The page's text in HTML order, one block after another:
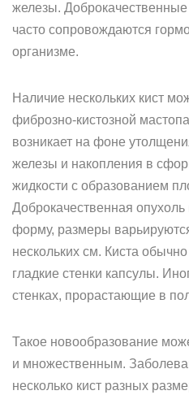
железы.
часто сопровождаются
организме.
Наличие нескольких кист
фиброзно-кистозной
возникает на фоне
железы и накопления в
жидкости с образованием
Доброкачественная
форму, размеры
нескольких см. Киста
гладкие стенки капсулы.
стенках, прорастающие в
Такое новообразование
и множественным.
несколько кист разных